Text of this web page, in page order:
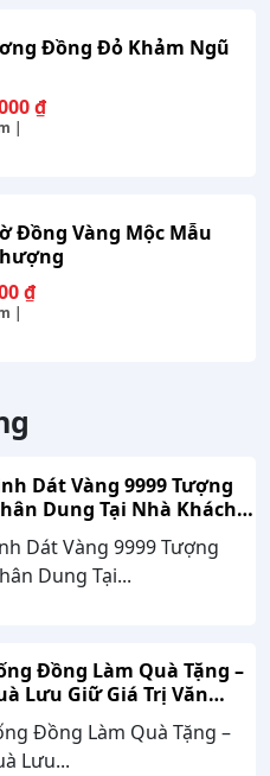
Đồng Đỏ Khảm Ngũ
₫
|
Đồng Vàng Mộc Mẫu
₫
|
Dát Vàng 9999 Tượng
Dung Tại Nhà Khách
An
Dát Vàng 9999 Tượng
Dung Tại...
Đồng Làm Quà Tặng –
Lưu Giữ Giá Trị Văn
Kết Thành Công
Đồng Làm Quà Tặng –
Lưu...